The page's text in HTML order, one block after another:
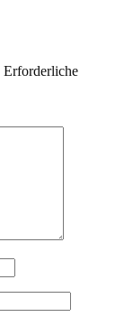
Erforderliche